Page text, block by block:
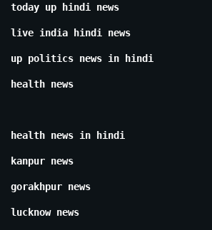
today up hindi news
live india hindi news
up politics news in hindi
health news
health news in hindi
kanpur news
gorakhpur news
lucknow news